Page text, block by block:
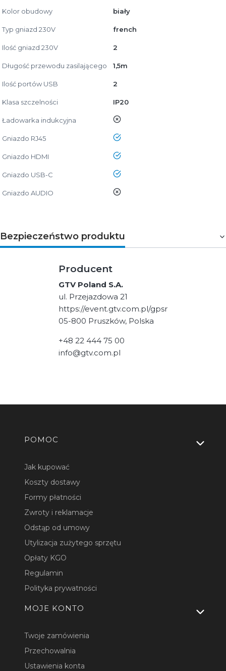
Kolor obudowy biały
Typ gniazd 230V french
Ilość gniazd 230V 2
Długość przewodu zasilającego 1,5m
Ilość portów USB 2
Klasa szczelności IP20
Ładowarka indukcyjna nie
Gniazdo RJ45 tak
Gniazdo HDMI tak
Gniazdo USB-C tak
Gniazdo AUDIO nie
Bezpieczeństwo produktu
Producent
GTV Poland S.A.
ul. Przejazdowa 21
https://event.gtv.com.pl/gpsr
05-800 Pruszków, Polska
+48 22 444 75 00
info@gtv.com.pl
Linki w stopce
POMOC
Jak kupować
Koszty dostawy
Formy płatności
Zwroty i reklamacje
Odstąp od umowy
Utylizacja zużytego sprzętu
Opłaty KGO
Regulamin
Polityka prywatności
MOJE KONTO
Twoje zamówienia
Przechowalnia
Ustawienia konta